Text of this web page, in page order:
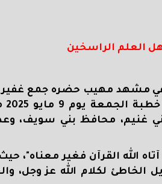
العلم الراسخين
وفي مشهد مهيب حضره جمع
غنيم، محافظ بني سويف، وعدد
الله القرآن فغير معناه"،
الخاطئ لكلام الله عز وجل،